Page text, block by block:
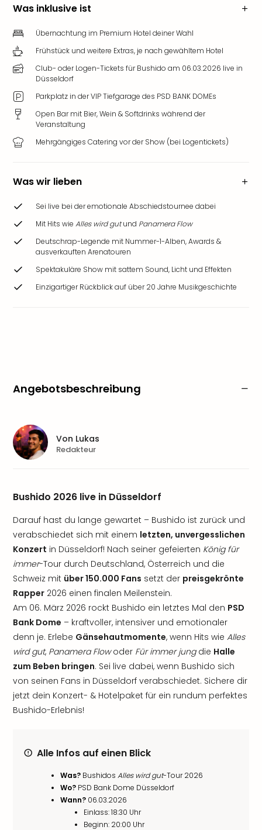
Was inklusive ist
Übernachtung im Premium Hotel deiner Wahl
Frühstück und weitere Extras, je nach gewähltem Hotel
Club- oder Logen-Tickets für Bushido am 06.03.2026 live in
Düsseldorf
Parkplatz in der VIP Tiefgarage des PSD BANK DOMEs
Open Bar mit Bier, Wein & Softdrinks während der
Veranstaltung
Mehrgängiges Catering vor der Show (bei Logentickets)
Was wir lieben
Sei live bei der emotionale Abschiedstournee dabei
Mit Hits wie Alles wird gutund Panamera Flow
Deutschrap-Legende mit Nummer-1-Alben, Awards &
ausverkauften Arenatouren
Spektakuläre Show mit sattem Sound, Licht und Effekten
Einzigartiger Rückblick auf über 20 Jahre Musikgeschichte
Angebotsbeschreibung
Bushido 2026 live in Düsseldorf
Darauf hast du lange gewartet – Bushido ist zurück und
verabschiedet sich mit einem letzten, unvergesslichen
Konzert in Düsseldorf! Nach seiner gefeierten König für
immer-Tour durch Deutschland, Österreich und die
Schweiz mit über 150.000 Fans setzt der preisgekrönte
Rapper 2026 einen finalen Meilenstein.
Am 06. März 2026 rockt Bushido ein letztes Mal den PSD
Bank Dome – kraftvoller, intensiver und emotionaler
denn je. Erlebe Gänsehautmomente, wenn Hits wie Alles
wird gut, Panamera Flowoder Für immer jungdie Halle
zum Beben bringen. Sei live dabei, wenn Bushido sich
von seinen Fans in Düsseldorf verabschiedet. Sichere dir
jetzt dein Konzert- & Hotelpaket für ein rundum perfektes
Bushido-Erlebnis!
Alle Infos auf einen Blick
Was? Bushidos Alles wird gut-Tour 2026
Wo? PSD Bank Dome Düsseldorf
Wann? 06.03.2026
Einlass: 18:30 Uhr
Beginn: 20:00 Uhr
Von Lukas
Redakteur